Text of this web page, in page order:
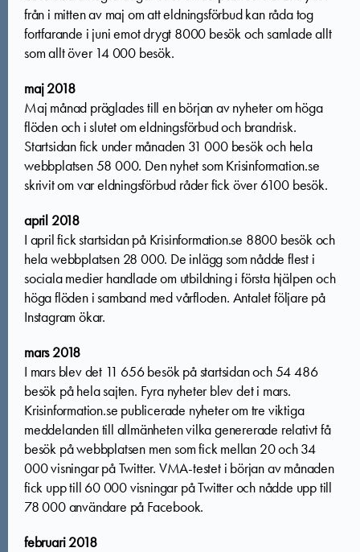
från i mitten av maj om att eldningsförbud kan råda tog
fortfarande i juni emot drygt 8000 besök och samlade allt
som allt över 14 000 besök.
maj 2018
Maj månad präglades till en början av nyheter om höga
flöden och i slutet om eldningsförbud och brandrisk.
Startsidan fick under månaden 31 000 besök och hela
webbplatsen 58 000. Den nyhet som Krisinformation.se
skrivit om var eldningsförbud råder fick över 6100 besök.
april 2018
I april fick startsidan på Krisinformation.se 8800 besök och
hela webbplatsen 28 000. De inlägg som nådde flest i
sociala medier handlade om utbildning i första hjälpen och
höga flöden i samband med vårfloden. Antalet följare på
Instagram ökar.
mars 2018
I mars blev det 11 656 besök på startsidan och 54 486
besök på hela sajten. Fyra nyheter blev det i mars.
Krisinformation.se publicerade nyheter om tre viktiga
meddelanden till allmänheten vilka genererade relativt få
besök på webbplatsen men som fick mellan 20 och 34
000 visningar på Twitter. VMA-testet i början av månaden
fick upp till 60 000 visningar på Twitter och nådde upp till
78 000 användare på Facebook.
februari 2018